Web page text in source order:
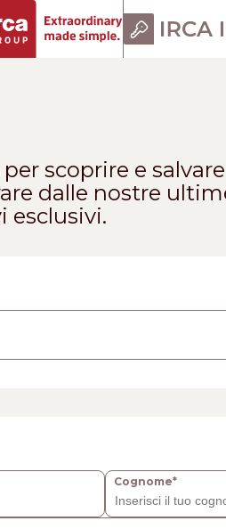
scoprire e
dalle nostre
esclusivi.
Cognome*